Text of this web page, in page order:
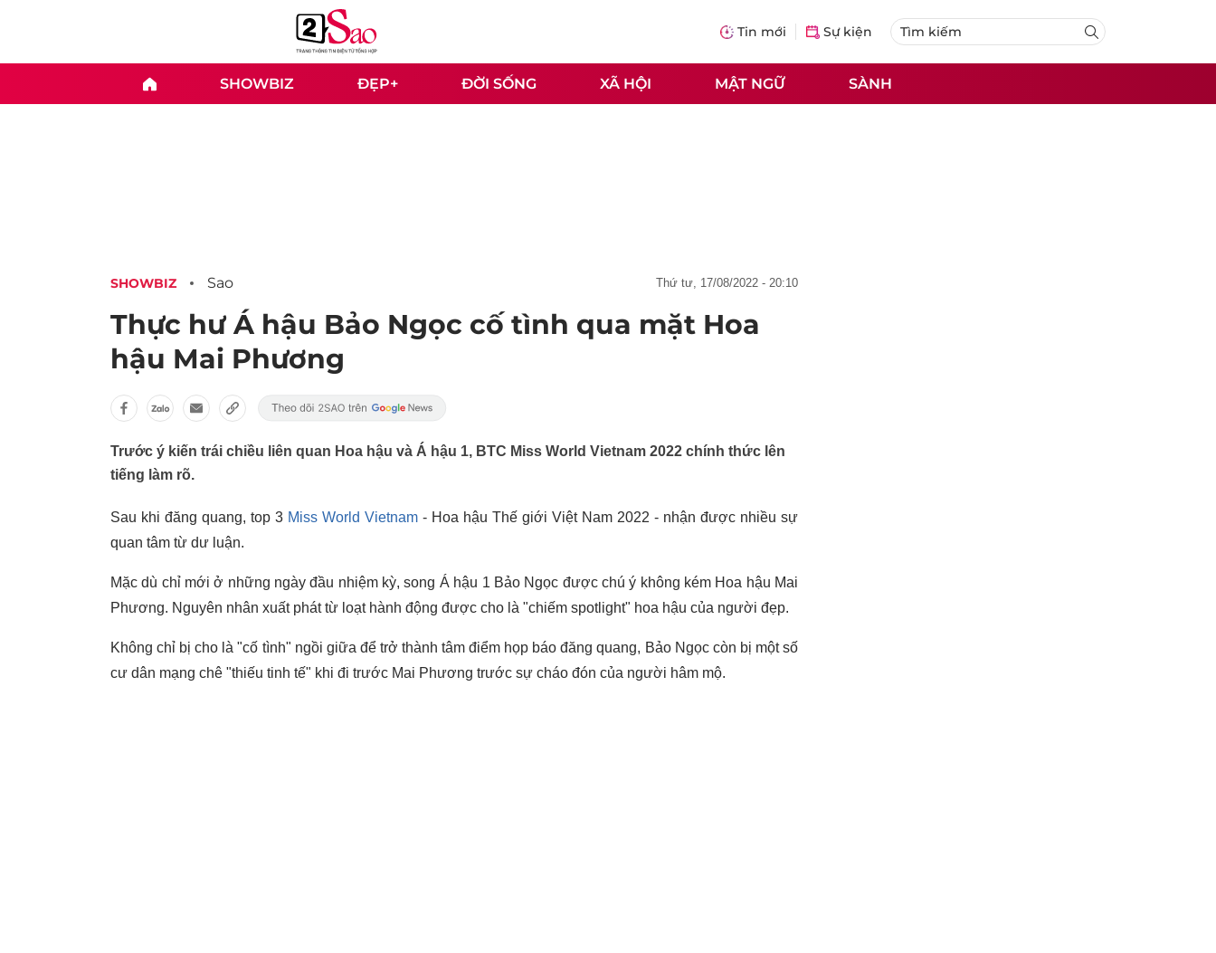
Tin mới Sự kiện
SHOWBIZ ĐẸP+ ĐỜI SỐNG XÃ HỘI MẬT NGỮ SÀNH
SHOWBIZ Sao thứ tư, 17/08/2022 - 20:10
Thực hư Á hậu Bảo Ngọc cố tình qua mặt Hoa
hậu Mai Phương
Trước ý kiến trái chiều liên quan Hoa hậu và Á hậu 1, BTC Miss World Vietnam 2022 chính thức lên
tiếng làm rõ.
Sau khi đăng quang, top 3 Miss World Vietnam - Hoa hậu Thế giới Việt Nam 2022 - nhận được nhiều sự
quan tâm từ dư luận.
Mặc dù chỉ mới ở những ngày đầu nhiệm kỳ, song Á hậu 1 Bảo Ngọc được chú ý không kém Hoa hậu Mai
Phương. Nguyên nhân xuất phát từ loạt hành động được cho là "chiếm spotlight" hoa hậu của người đẹp.
Không chỉ bị cho là "cố tình" ngồi giữa để trở thành tâm điểm họp báo đăng quang, Bảo Ngọc còn bị một số
cư dân mạng chê "thiếu tinh tế" khi đi trước Mai Phương trước sự cháo đón của người hâm mộ.